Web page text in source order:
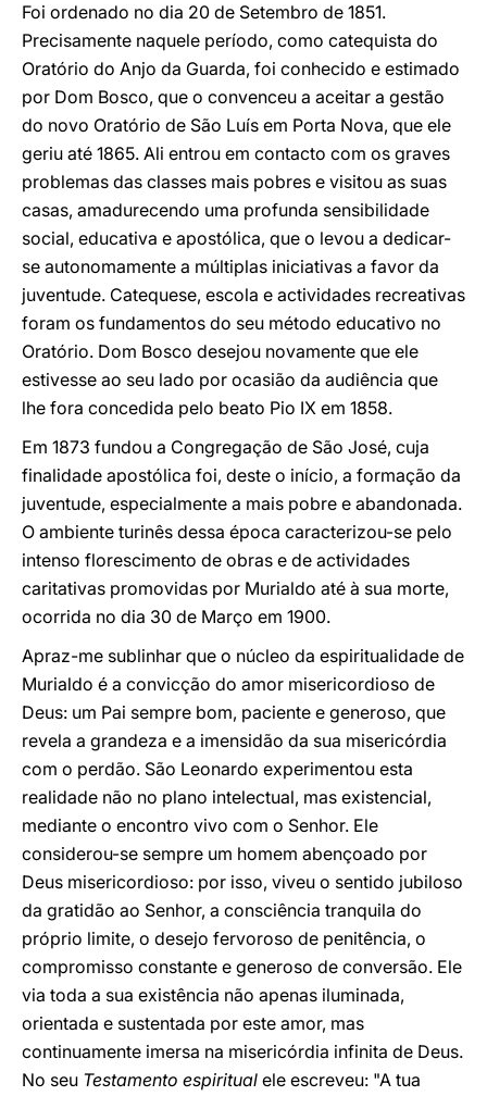
Foi ordenado no dia 20 de Setembro de 1851.
Precisamente naquele período, como catequista do
Oratório do Anjo da Guarda, foi conhecido e estimado
por Dom Bosco, que o convenceu a aceitar a gestão
do novo Oratório de São Luís em Porta Nova, que ele
geriu até 1865. Ali entrou em contacto com os graves
problemas das classes mais pobres e visitou as suas
casas, amadurecendo uma profunda sensibilidade
social, educativa e apostólica, que o levou a dedicar-
se autonomamente a múltiplas iniciativas a favor da
juventude. Catequese, escola e actividades recreativas
foram os fundamentos do seu método educativo no
Oratório. Dom Bosco desejou novamente que ele
estivesse ao seu lado por ocasião da audiência que
lhe fora concedida pelo beato Pio IX em 1858.
Em 1873 fundou a Congregação de São José, cuja
finalidade apostólica foi, deste o início, a formação da
juventude, especialmente a mais pobre e abandonada.
O ambiente turinês dessa época caracterizou-se pelo
intenso florescimento de obras e de actividades
caritativas promovidas por Murialdo até à sua morte,
ocorrida no dia 30 de Março em 1900.
Apraz-me sublinhar que o núcleo da espiritualidade de
Murialdo é a convicção do amor misericordioso de
Deus: um Pai sempre bom, paciente e generoso, que
revela a grandeza e a imensidão da sua misericórdia
com o perdão. São Leonardo experimentou esta
realidade não no plano intelectual, mas existencial,
mediante o encontro vivo com o Senhor. Ele
considerou-se sempre um homem abençoado por
Deus misericordioso: por isso, viveu o sentido jubiloso
da gratidão ao Senhor, a consciência tranquila do
próprio limite, o desejo fervoroso de penitência, o
compromisso constante e generoso de conversão. Ele
via toda a sua existência não apenas iluminada,
orientada e sustentada por este amor, mas
continuamente imersa na misericórdia infinita de Deus.
No seu Testamento espiritual ele escreveu: "A tua